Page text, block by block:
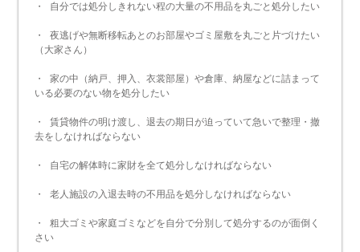
・ 自分では処分しきれない程の大量の不用品を丸ごと処分したい
・ 夜逃げや無断移転あとのお部屋やゴミ屋敷を丸ごと片づけたい
（大家さん）
・ 家の中（納戸、押入、衣裳部屋）や倉庫、納屋などに詰まって
いる必要のない物を処分したい
・ 賃貸物件の明け渡し、退去の期日が迫っていて急いで整理・撤
去をしなければならない
・ 自宅の解体時に家財を全て処分しなければならない
・ 老人施設の入退去時の不用品を処分しなければならない
・ 粗大ゴミや家庭ゴミなどを自分で分別して処分するのが面倒く
さい